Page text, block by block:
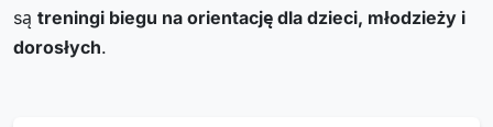
są treningi biegu na orientację dla dzieci, młodzieży i
dorosłych.